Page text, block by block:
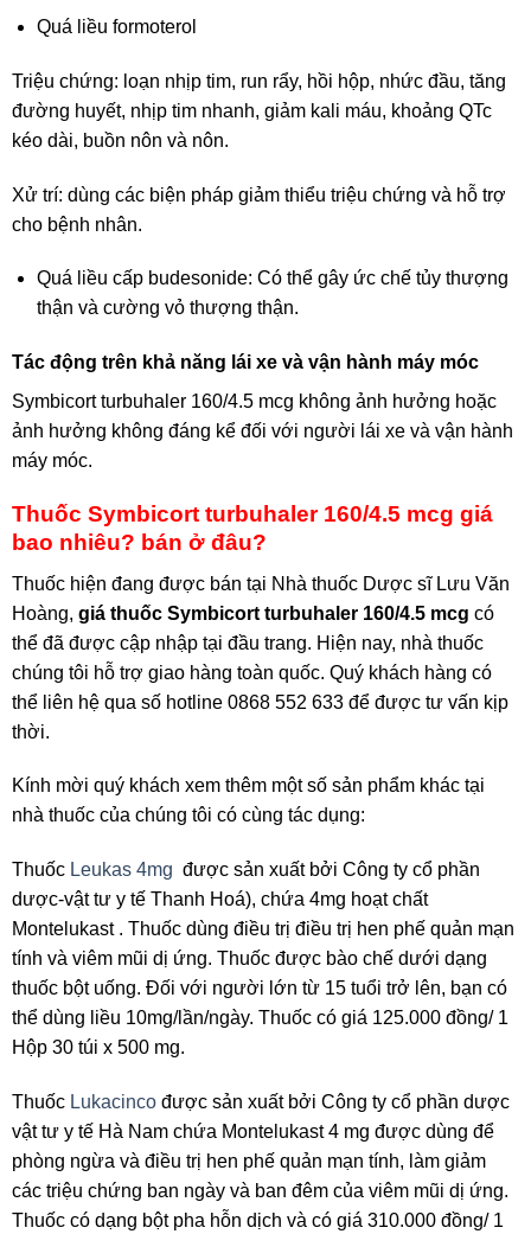
Quá liều formoterol
Triệu chứng: loạn nhịp tim, run rẩy, hồi hộp, nhức đầu, tăng
đường huyết, nhịp tim nhanh, giảm kali máu, khoảng QTc
kéo dài, buồn nôn và nôn.
Xử trí: dùng các biện pháp giảm thiểu triệu chứng và hỗ trợ
cho bệnh nhân.
Quá liều cấp budesonide: Có thể gây ức chế tủy thượng
thận và cường vỏ thượng thận.
Tác động trên khả năng lái xe và vận hành máy móc
Symbicort turbuhaler 160/4.5 mcg không ảnh hưởng hoặc
ảnh hưởng không đáng kể đối với người lái xe và vận hành
máy móc.
Thuốc Symbicort turbuhaler 160/4.5 mcg giá
bao nhiêu? bán ở đâu?
Thuốc hiện đang được bán tại Nhà thuốc Dược sĩ Lưu Văn
Hoàng, giá thuốc Symbicort turbuhaler 160/4.5 mcg có
thể đã được cập nhập tại đầu trang. Hiện nay, nhà thuốc
chúng tôi hỗ trợ giao hàng toàn quốc. Quý khách hàng có
thể liên hệ qua số hotline 0868 552 633 để được tư vấn kịp
thời.
Kính mời quý khách xem thêm một số sản phẩm khác tại
nhà thuốc của chúng tôi có cùng tác dụng:
Thuốc Leukas 4mg được sản xuất bởi Công ty cổ phần
dược-vật tư y tế Thanh Hoá), chứa 4mg hoạt chất
Montelukast . Thuốc dùng điều trị điều trị hen phế quản mạn
tính và viêm mũi dị ứng. Thuốc được bào chế dưới dạng
thuốc bột uống. Đối với người lớn từ 15 tuổi trở lên, bạn có
thể dùng liều 10mg/lần/ngày. Thuốc có giá 125.000 đồng/ 1
Hộp 30 túi x 500 mg.
Thuốc Lukacinco được sản xuất bởi Công ty cổ phần dược
vật tư y tế Hà Nam chứa Montelukast 4 mg được dùng để
phòng ngừa và điều trị hen phế quản mạn tính, làm giảm
các triệu chứng ban ngày và ban đêm của viêm mũi dị ứng.
Thuốc có dạng bột pha hỗn dịch và có giá 310.000 đồng/ 1